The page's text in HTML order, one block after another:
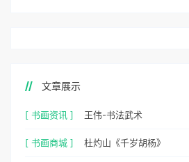
文章展示
[ 书画资讯 ] 王伟-书法武术
[ 书画商城 ] 杜灼山《千岁胡杨》